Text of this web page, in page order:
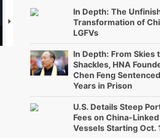
【推广】走进第四届链博
会，让数智科技“链”接产
【特别呈现】寻找100种
In Depth: The
Transformation of
LGFVs
In Depth: From Skies
Shackles, HNA
Chen Feng
Years in Prison
U.S. Details Steep
Fees on China-Linked
Vessels Starting Oct.